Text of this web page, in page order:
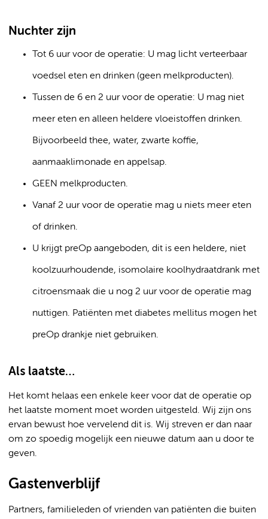
Nuchter zijn
Tot 6 uur voor de operatie: U mag licht verteerbaar
voedsel eten en drinken (geen melkproducten).
Tussen de 6 en 2 uur voor de operatie: U mag niet
meer eten en alleen heldere vloeistoffen drinken.
Bijvoorbeeld thee, water, zwarte koffie,
aanmaaklimonade en appelsap.
GEEN melkproducten.
Vanaf 2 uur voor de operatie mag u niets meer eten
of drinken.
U krijgt preOp aangeboden, dit is een heldere, niet
koolzuurhoudende, isomolaire koolhydraatdrank met
citroensmaak die u nog 2 uur voor de operatie mag
nuttigen. Patiënten met diabetes mellitus mogen het
preOp drankje niet gebruiken.
Als laatste…
Het komt helaas een enkele keer voor dat de operatie op
het laatste moment moet worden uitgesteld. Wij zijn ons
ervan bewust hoe vervelend dit is. Wij streven er dan naar
om zo spoedig mogelijk een nieuwe datum aan u door te
geven.
Gastenverblijf
Partners, familieleden of vrienden van patiënten die buiten